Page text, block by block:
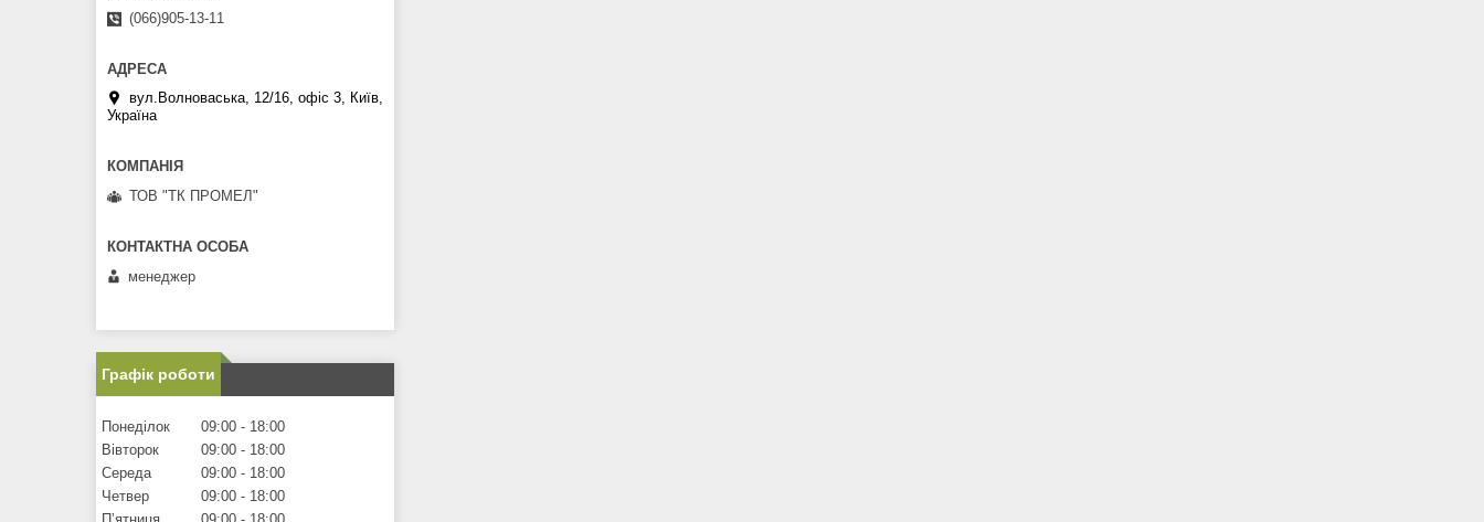
(066)905-13-11
вул.Волноваська, 12/16, офіс 3, Київ,
Україна
ТОВ "ТК ПРОМЕЛ"
менеджер
Графік роботи
Понеділок 09:00
18:00
Вівторок
09:00
18:00
Середа
09:00
18:00
Четвер
09:00
18:00